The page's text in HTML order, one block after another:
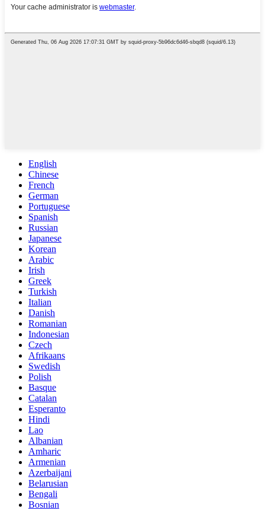
English
Chinese
French
German
Portuguese
Spanish
Russian
Japanese
Korean
Arabic
Irish
Greek
Turkish
Italian
Danish
Romanian
Indonesian
Czech
Afrikaans
Swedish
Polish
Basque
Catalan
Esperanto
Hindi
Lao
Albanian
Amharic
Armenian
Azerbaijani
Belarusian
Bengali
Bosnian